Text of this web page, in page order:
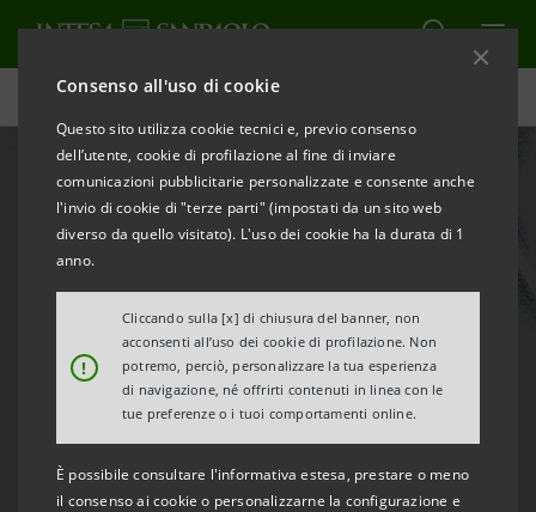
Consenso all'uso di cookie
Questo sito utilizza cookie tecnici e, previo consenso
dell’utente, cookie di profilazione al fine di inviare
comunicazioni pubblicitarie personalizzate e consente anche
l'invio di cookie di "terze parti" (impostati da un sito web
diverso da quello visitato). L'uso dei cookie ha la durata di 1
anno.
!
Cliccando sulla [x] di chiusura del banner, non
acconsenti all’uso dei cookie di profilazione. Non
potremo, perciò, personalizzare la tua esperienza
di navigazione, né offrirti contenuti in linea con le
tue preferenze o i tuoi comportamenti online.
È possibile consultare l'informativa estesa, prestare o meno
il consenso ai cookie o personalizzarne la configurazione e
Milano Cortina 2026
I Giochi Olimpici Invernali di
Milano Cortina 2026: tutte
le discipline sportive